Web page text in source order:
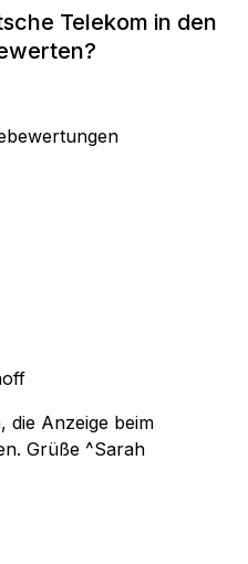
Telekom in den
die Anzeige beim
Grüße ^Sarah